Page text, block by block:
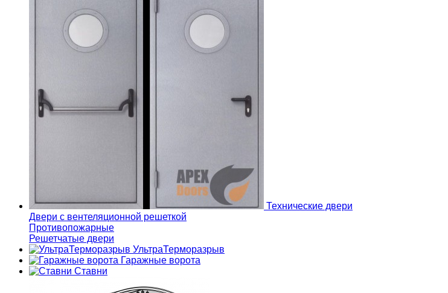
Технические двери
Двери с вентеляционной решеткой
Противопожарные
Решетчатые двери
УльтраТерморазрыв
Гаражные ворота
Ставни